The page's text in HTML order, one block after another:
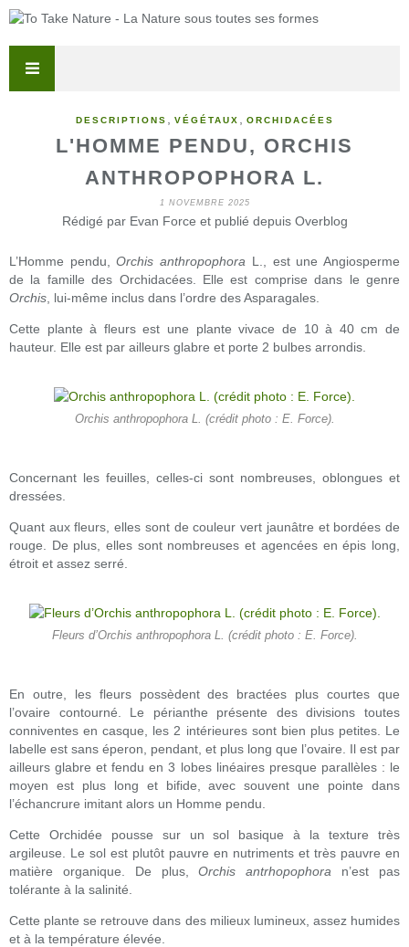
DESCRIPTIONS VÉGÉTAUX ORCHIDACÉES
L'HOMME PENDU, ORCHIS
ANTHROPOPHORA L.
1 NOVEMBRE 2025
Rédigé par Evan Force et publié depuis Overblog
L’Homme pendu,Orchis anthropophora L., est une Angiosperme
de la famille des Orchidacées. Elle est comprise dans le genre
Orchis , lui-même inclus dans l’ordre des Asparagales.
Cette plante à fleurs est une plante vivace de 10 à 40 cm de
hauteur. Elle est par ailleurs glabre et porte 2 bulbes arrondis.
Orchis anthropophora L. (crédit photo : E. Force).
Concernant les feuilles, celles-ci sont nombreuses, oblongues et
dressées.
Quant aux fleurs, elles sont de couleur vert jaunâtre et bordées de
rouge. De plus, elles sont nombreuses et agencées en épis long,
étroit et assez serré.
Fleurs d’Orchis anthropophora L. (crédit photo : E. Force).
En outre, les fleurs possèdent des bractées plus courtes que
l’ovaire contourné. Le périanthe présente des divisions toutes
conniventes en casque, les 2 intérieures sont bien plus petites. Le
labelle est sans éperon, pendant, et plus long que l’ovaire. Il est par
ailleurs glabre et fendu en 3 lobes linéaires presque parallèles : le
moyen est plus long et bifide, avec souvent une pointe dans
l’échancrure imitant alors un Homme pendu.
Cette Orchidée pousse sur un sol basique à la texture très
argileuse. Le sol est plutôt pauvre en nutriments et très pauvre en
matière organique. De plus,Orchis antrhopophora n’est pas
tolérante à la salinité.
Cette plante se retrouve dans des milieux lumineux, assez humides
et à la température élevée.